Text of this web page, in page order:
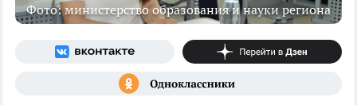
Фото: министерство образования и науки региона